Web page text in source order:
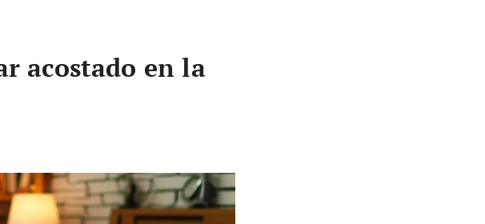
acostado en la